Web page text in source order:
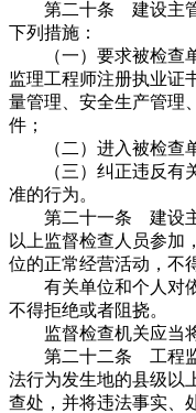
第二十条 建设主管
下列措施：
（一）要求被检查单
监理工程师注册执业证
量管理、安全生产管理
件；
（二）进入被检查单
（三）纠正违反有关
准的行为。
第二十一条 建设主
以上监督检查人员参加
位的正常经营活动，不
有关单位和个人对依
不得拒绝或者阻挠。
监督检查机关应当将
第二十二条 工程监
法行为发生地的县级以
查处，并将违法事实、